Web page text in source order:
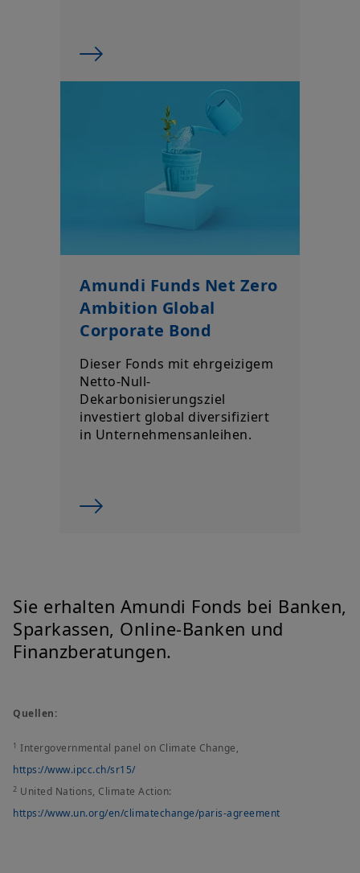
Amundi Funds Net Zero
Ambition Global
Corporate Bond
Dieser Fonds mit ehrgeizigem
Netto-Null-
Dekarbonisierungsziel
investiert global diversifiziert
in Unternehmensanleihen.
Sie erhalten Amundi Fonds bei Banken,
Sparkassen, Online-Banken und
Finanzberatungen.
Quellen:
1 Intergovernmental panel on Climate Change,
https://www.ipcc.ch/sr15/
2 United Nations, Climate Action:
https://www.un.org/en/climatechange/paris-agreement